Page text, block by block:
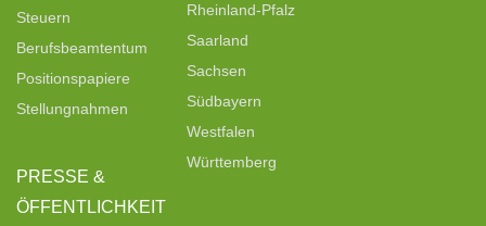
Steuern
Berufsbeamtentum
Positionspapiere
Stellungnahmen
PRESSE &
ÖFFENTLICHKEIT
Rheinland-Pfalz
Saarland
Sachsen
Südbayern
Westfalen
Württemberg